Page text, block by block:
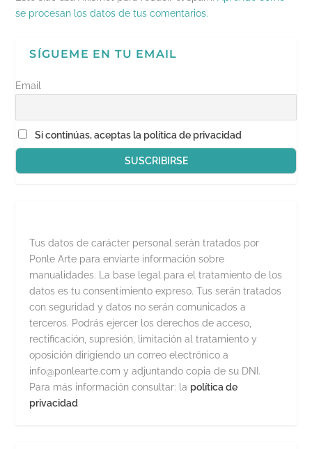
se procesan los datos de tus comentarios.
SÍGUEME EN TU EMAIL
Email
Si continúas, aceptas la política de privacidad
Tus datos de carácter personal serán tratados por
Ponle Arte para enviarte información sobre
manualidades. La base legal para el tratamiento de los
datos es tu consentimiento expreso. Tus serán tratados
con seguridad y datos no serán comunicados a
terceros. Podrás ejercer los derechos de acceso,
rectificación, supresión, limitación al tratamiento y
oposición dirigiendo un correo electrónico a
info@ponlearte.com y adjuntando copia de su DNI.
Para más información consultar: la política de
privacidad